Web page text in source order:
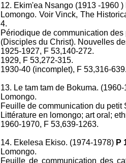
12. Ekim'ea Nsango (1913 -1960 )
Lomongo. Voir Vinck, The
4.
Périodique de communication
(Disciples du Christ). Nouvelles
1925-1927, F 53,140-272.
1929, F 53,272-315.
1930-40 (incomplet), F 53,316-639.
13. Le tam tam de Bokuma.
Lomongo.
Feuille de communication du petit
Littérature en lomongo; art oral;
1960-1970, F 53,639-1263.
14. Ekelesa Ekiso. (1974-1978) P
Lomongo.
Feuille de communication des